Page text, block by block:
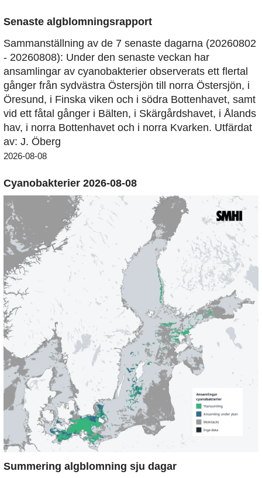
Senaste algblomningsrapport
Sammanställning av de 7 senaste dagarna (20260802
- 20260808): Under den senaste veckan har
ansamlingar av cyanobakterier observerats ett flertal
gånger från sydvästra Östersjön till norra Östersjön, i
Öresund, i Finska viken och i södra Bottenhavet, samt
vid ett fåtal gånger i Bälten, i Skärgårdshavet, i Ålands
hav, i norra Bottenhavet och i norra Kvarken. Utfärdat
av: J. Öberg
2026-08-08
Cyanobakterier 2026-08-08
Summering algblomning sju dagar